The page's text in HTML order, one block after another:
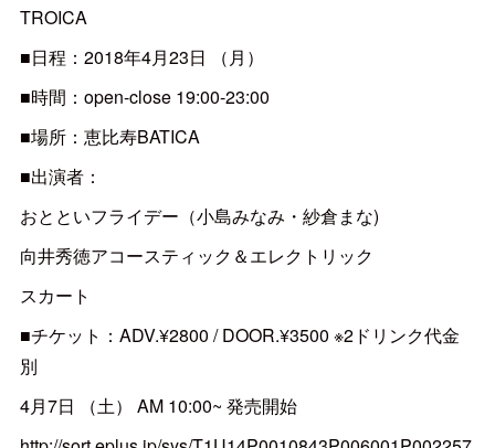
TROICA
■日程：2018年4月23日 （月）
■時間：open-close 19:00-23:00
■場所：恵比寿BATICA
■出演者：
おとといフライデー（小島みなみ・紗倉まな)
向井秀徳アコースティック＆エレクトリック
スカート
■チケット：ADV.¥2800 / DOOR.¥3500 ※2ドリンク代金
別
4月7日 （土） AM 10:00~ 発売開始